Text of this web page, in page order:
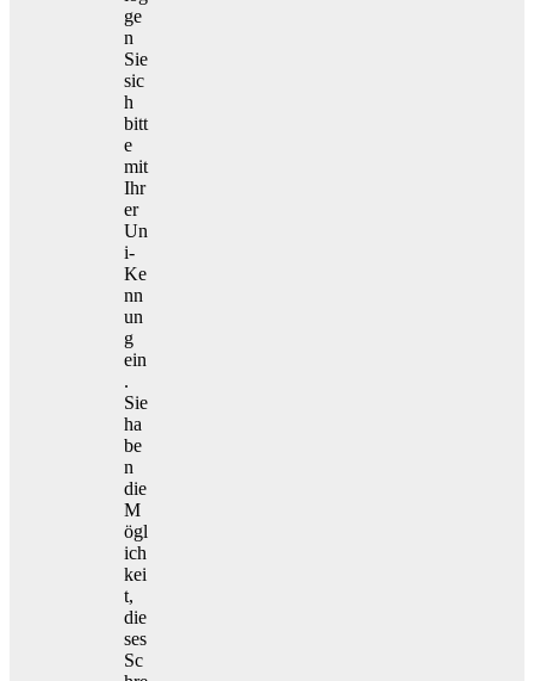
ge
n
Sie
sic
h
bitt
e
mit
Ihr
er
Un
i-
Ke
nn
un
g
ein
.
Sie
ha
be
n
die
M
ögl
ich
kei
t,
die
ses
Sc